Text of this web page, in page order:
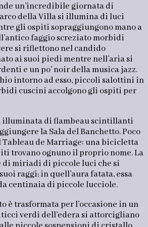
un’incredibile giornata di
della Villa si illumina di luci
gli ospiti sopraggiungono mano a
faggio screziato morbidi
si riflettono nel candido
ai suoi piedi mentre nell’aria si
e un po’ noir della musica jazz.
intorno ad esso, piccoli salottini in
cuscini accolgono gli ospiti per
illuminata di flambeau scintillanti
la Sala del Banchetto. Poco
de Marriage: una bicicletta
trovano ognuno il proprio nome. La
miriadi di piccole luci che si
raggi; in quell’aura fatata, essa
centinaia di piccole lucciole.
è trasformata per l’occasione in un
verdi dell’edera si attorcigliano